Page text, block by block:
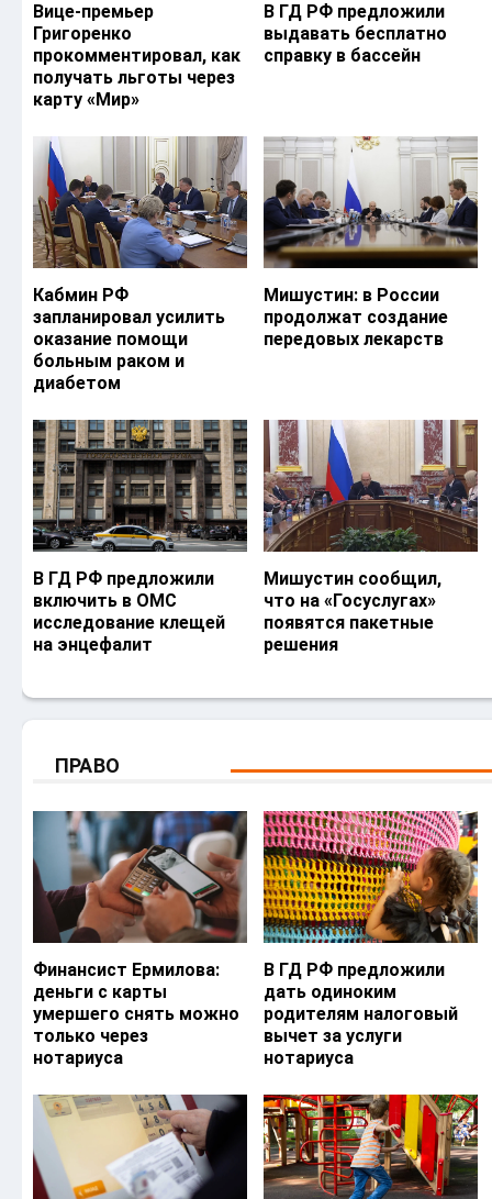
Вице-премьер
Григоренко
прокомментировал, как
получать льготы через
карту «Мир»
В ГД РФ предложили
выдавать бесплатно
справку в бассейн
Кабмин РФ
запланировал усилить
оказание помощи
больным раком и
диабетом
Мишустин: в России
продолжат создание
передовых лекарств
В ГД РФ предложили
включить в ОМС
исследование клещей
на энцефалит
Мишустин сообщил,
что на «Госуслугах»
появятся пакетные
решения
ПРАВО
Финансист Ермилова:
деньги с карты
умершего снять можно
только через
нотариуса
В ГД РФ предложили
дать одиноким
родителям налоговый
вычет за услуги
нотариуса